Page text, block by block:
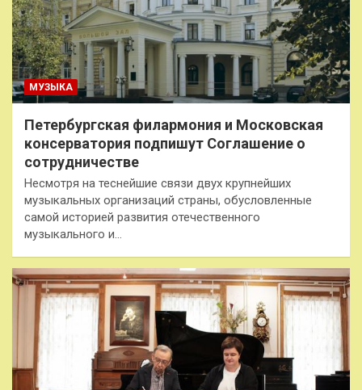
МУЗЫКА
Петербургская филармония и Московская
консерватория подпишут Соглашение о
сотрудничестве
Несмотря на теснейшие связи двух крупнейших
музыкальных организаций страны, обусловленные
самой историей развития отечественного
музыкального и…